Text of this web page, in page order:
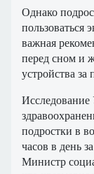
Однако
пользоваться
важная
перед сном и
устройства за
Исследование
подростки в
часов в день
Министр